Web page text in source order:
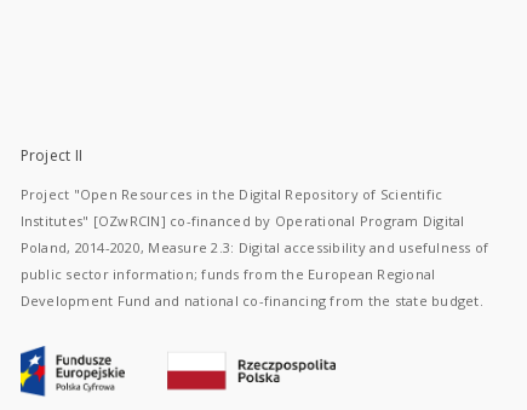
Project II
Project "Open Resources in the Digital Repository of Scientific
Institutes" [OZwRCIN] co-financed by Operational Program Digital
Poland, 2014-2020, Measure 2.3: Digital accessibility and usefulness of
public sector information; funds from the European Regional
Development Fund and national co-financing from the state budget.